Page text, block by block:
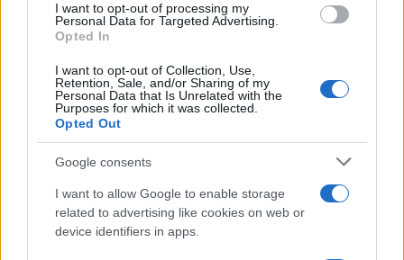
I want to opt-out of processing my
Personal Data for Targeted Advertising.
Opted In
I want to opt-out of Collection, Use,
Retention, Sale, and/or Sharing of my
Personal Data that Is Unrelated with the
Purposes for which it was collected.
Opted Out
Google consents
I want to allow Google to enable storage
related to advertising like cookies on web or
device identifiers in apps.
Continua a leggere
GAMING NEWS